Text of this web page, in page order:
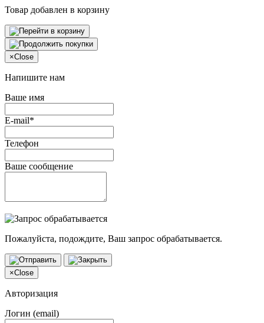
Товар добавлен в корзину
×Close
Напишите нам
Ваше имя
E-mail*
Телефон
Ваше сообщение
Пожалуйста, подождите, Ваш запрос обрабатывается.
×Close
Авторизация
Логин (email)